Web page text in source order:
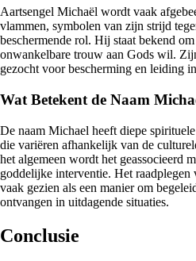
Aartsengel Michaël wordt vaak
vlammen, symbolen van zijn strijd
beschermende rol. Hij staat bekend
onwankelbare trouw aan Gods wil.
gezocht voor bescherming en leiding
Wat Betekent de Naam
De naam Michael heeft diepe
die variëren afhankelijk van de
het algemeen wordt het geassocieerd
goddelijke interventie. Het
vaak gezien als een manier om
ontvangen in uitdagende situaties.
Conclusie